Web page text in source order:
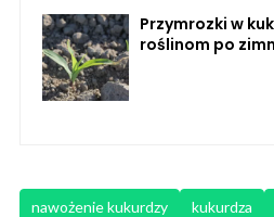
Przymrozki w
roślinom po
nawożenie kukurdzy kukurdza